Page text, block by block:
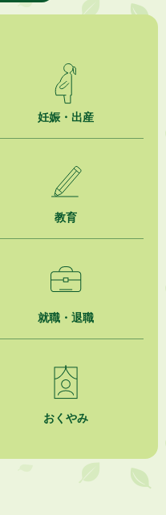
」 無料体験会のご案内」（掛
） の利活用に関するサウンデ
ついて
置について
妊娠・出産
教育
就職・退職
おくやみ